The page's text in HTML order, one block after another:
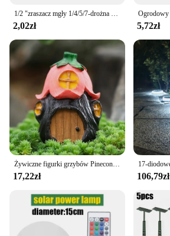
1/2 "zraszacz mgły 1/4/5/7-drożna dysza zraszacza mgły regulowana mgła woda automatyczne podlewanie kwiatów ogrodowy atomizer
2,02zł 5,72zł
Żywiczne figurki grzybów Pinecone Statuetka domu Akcesoria ogrodowe Mikro element dekoracji krajobrazu Rzeźba ogrodowa Wystrój ogrodu domowego
17,22zł 106,79zł